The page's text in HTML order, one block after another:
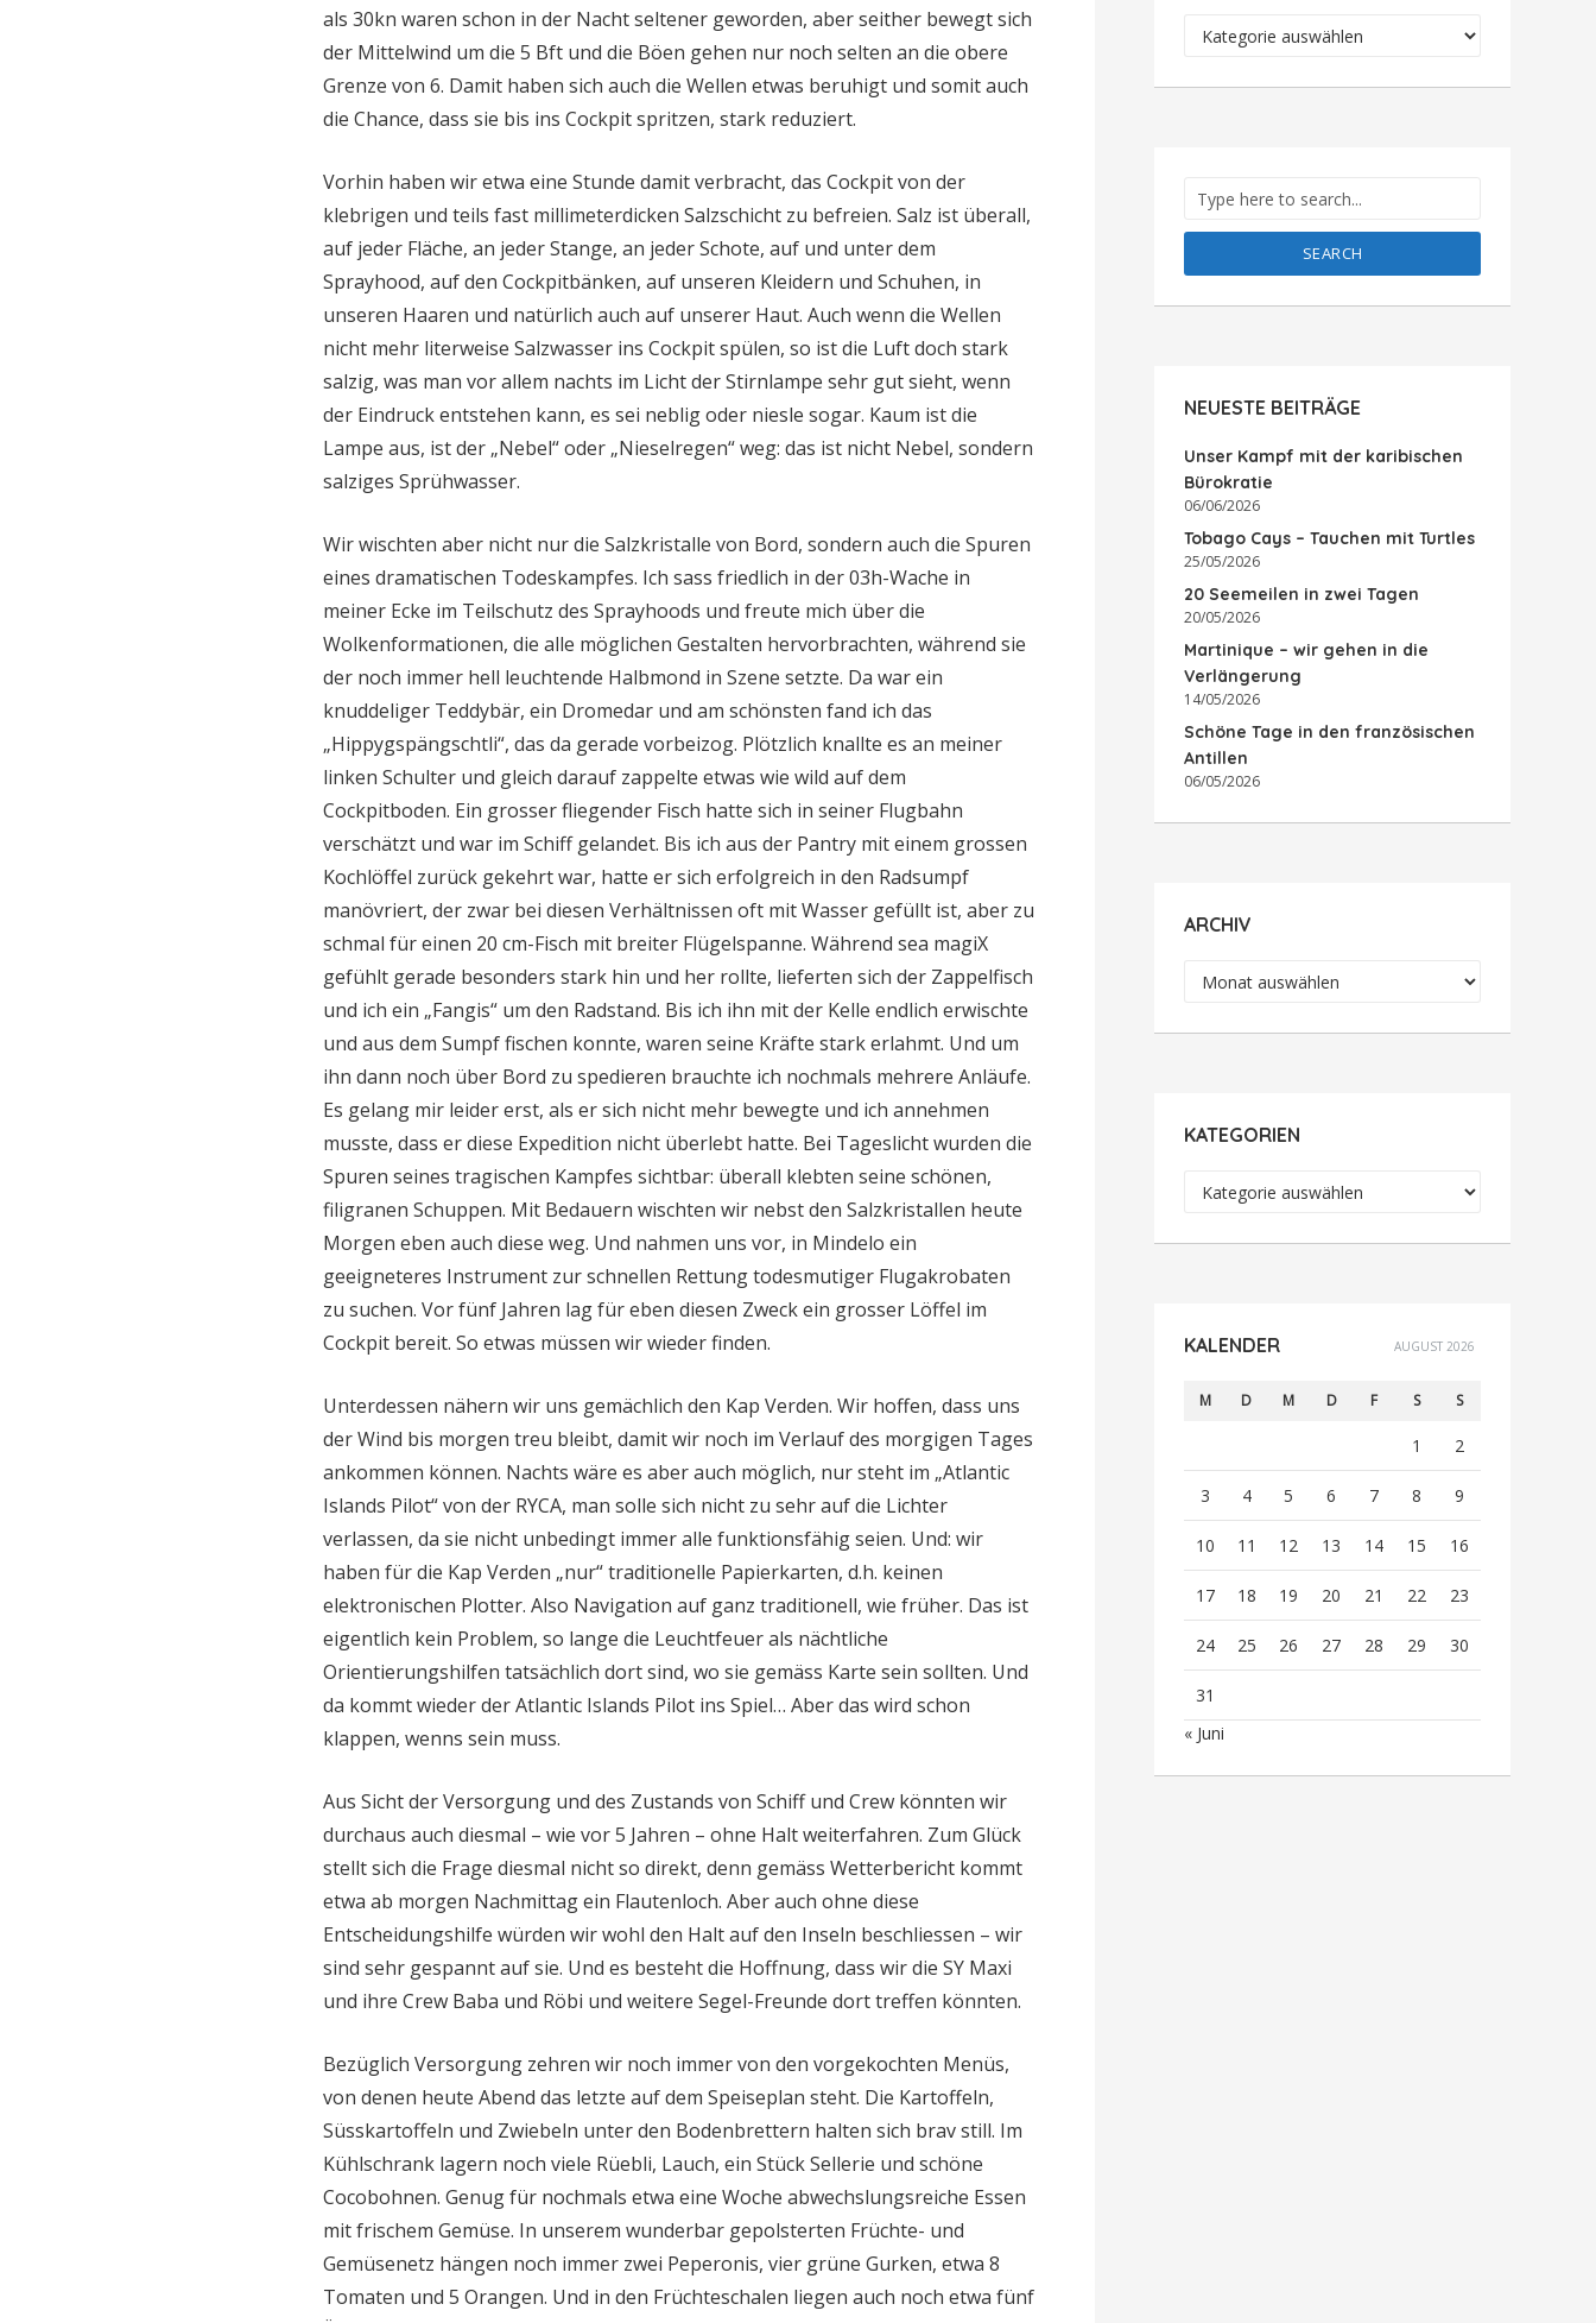
als 30kn waren schon in der Nacht seltener geworden, aber seither bewegt sich
der Mittelwind um die 5 Bft und die Böen gehen nur noch selten an die obere
Grenze von 6. Damit haben sich auch die Wellen etwas beruhigt und somit auch
die Chance, dass sie bis ins Cockpit spritzen, stark reduziert.
Vorhin haben wir etwa eine Stunde damit verbracht, das Cockpit von der
klebrigen und teils fast millimeterdicken Salzschicht zu befreien. Salz ist überall,
auf jeder Fläche, an jeder Stange, an jeder Schote, auf und unter dem
Sprayhood, auf den Cockpitbänken, auf unseren Kleidern und Schuhen, in
unseren Haaren und natürlich auch auf unserer Haut. Auch wenn die Wellen
nicht mehr literweise Salzwasser ins Cockpit spülen, so ist die Luft doch stark
salzig, was man vor allem nachts im Licht der Stirnlampe sehr gut sieht, wenn
der Eindruck entstehen kann, es sei neblig oder niesle sogar. Kaum ist die
Lampe aus, ist der „Nebel“ oder „Nieselregen“ weg: das ist nicht Nebel, sondern
salziges Sprühwasser.
Wir wischten aber nicht nur die Salzkristalle von Bord, sondern auch die Spuren
eines dramatischen Todeskampfes. Ich sass friedlich in der 03h-Wache in
meiner Ecke im Teilschutz des Sprayhoods und freute mich über die
Wolkenformationen, die alle möglichen Gestalten hervorbrachten, während sie
der noch immer hell leuchtende Halbmond in Szene setzte. Da war ein
knuddeliger Teddybär, ein Dromedar und am schönsten fand ich das
„Hippygspängschtli“, das da gerade vorbeizog. Plötzlich knallte es an meiner
linken Schulter und gleich darauf zappelte etwas wie wild auf dem
Cockpitboden. Ein grosser fliegender Fisch hatte sich in seiner Flugbahn
verschätzt und war im Schiff gelandet. Bis ich aus der Pantry mit einem grossen
Kochlöffel zurück gekehrt war, hatte er sich erfolgreich in den Radsumpf
manövriert, der zwar bei diesen Verhältnissen oft mit Wasser gefüllt ist, aber zu
schmal für einen 20 cm-Fisch mit breiter Flügelspanne. Während sea magiX
gefühlt gerade besonders stark hin und her rollte, lieferten sich der Zappelfisch
und ich ein „Fangis“ um den Radstand. Bis ich ihn mit der Kelle endlich erwischte
und aus dem Sumpf fischen konnte, waren seine Kräfte stark erlahmt. Und um
ihn dann noch über Bord zu spedieren brauchte ich nochmals mehrere Anläufe.
Es gelang mir leider erst, als er sich nicht mehr bewegte und ich annehmen
musste, dass er diese Expedition nicht überlebt hatte. Bei Tageslicht wurden die
Spuren seines tragischen Kampfes sichtbar: überall klebten seine schönen,
filigranen Schuppen. Mit Bedauern wischten wir nebst den Salzkristallen heute
Morgen eben auch diese weg. Und nahmen uns vor, in Mindelo ein
geeigneteres Instrument zur schnellen Rettung todesmutiger Flugakrobaten
zu suchen. Vor fünf Jahren lag für eben diesen Zweck ein grosser Löffel im
Cockpit bereit. So etwas müssen wir wieder finden.
Unterdessen nähern wir uns gemächlich den Kap Verden. Wir hoffen, dass uns
der Wind bis morgen treu bleibt, damit wir noch im Verlauf des morgigen Tages
ankommen können. Nachts wäre es aber auch möglich, nur steht im „Atlantic
Islands Pilot“ von der RYCA, man solle sich nicht zu sehr auf die Lichter
verlassen, da sie nicht unbedingt immer alle funktionsfähig seien. Und: wir
haben für die Kap Verden „nur“ traditionelle Papierkarten, d.h. keinen
elektronischen Plotter. Also Navigation auf ganz traditionell, wie früher. Das ist
eigentlich kein Problem, so lange die Leuchtfeuer als nächtliche
Orientierungshilfen tatsächlich dort sind, wo sie gemäss Karte sein sollten. Und
da kommt wieder der Atlantic Islands Pilot ins Spiel… Aber das wird schon
klappen, wenns sein muss.
Aus Sicht der Versorgung und des Zustands von Schiff und Crew könnten wir
durchaus auch diesmal – wie vor 5 Jahren – ohne Halt weiterfahren. Zum Glück
stellt sich die Frage diesmal nicht so direkt, denn gemäss Wetterbericht kommt
etwa ab morgen Nachmittag ein Flautenloch. Aber auch ohne diese
Entscheidungshilfe würden wir wohl den Halt auf den Inseln beschliessen – wir
sind sehr gespannt auf sie. Und es besteht die Hoffnung, dass wir die SY Maxi
und ihre Crew Baba und Röbi und weitere Segel-Freunde dort treffen könnten.
Bezüglich Versorgung zehren wir noch immer von den vorgekochten Menüs,
von denen heute Abend das letzte auf dem Speiseplan steht. Die Kartoffeln,
Süsskartoffeln und Zwiebeln unter den Bodenbrettern halten sich brav still. Im
Kühlschrank lagern noch viele Rüebli, Lauch, ein Stück Sellerie und schöne
Cocobohnen. Genug für nochmals etwa eine Woche abwechslungsreiche Essen
mit frischem Gemüse. In unserem wunderbar gepolsterten Früchte- und
Gemüsenetz hängen noch immer zwei Peperonis, vier grüne Gurken, etwa 8
Tomaten und 5 Orangen. Und in den Früchteschalen liegen auch noch etwa fünf
SEARCH
NEUESTE BEITRÄGE
Unser Kampf mit der karibischen
Bürokratie
06/06/2026
Tobago Cays – Tauchen mit Turtles
25/05/2026
20 Seemeilen in zwei Tagen
20/05/2026
Martinique – wir gehen in die
Verlängerung
14/05/2026
Schöne Tage in den französischen
Antillen
06/05/2026
ARCHIV
Archiv
KATEGORIEN
KALENDER AUGUST 2026
M D M D F S S
1 2
3 4 5 6 7 8 9
10 11 12 13 14 15 16
17 18 19 20 21 22 23
24 25 26 27 28 29 30
31
« Juni